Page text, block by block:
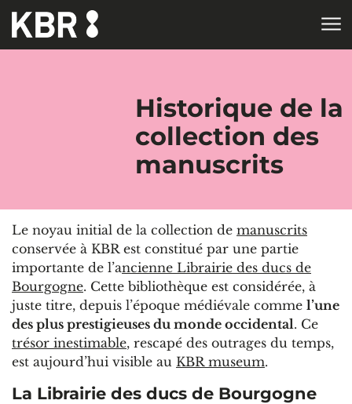
Aller au contenu
Historique de la
collection des
manuscrits
Le noyau initial de la collection de manuscrits
conservée à KBR est constitué par une partie
importante de l’ancienne Librairie des ducs de
Bourgogne. Cette bibliothèque est considérée, à
juste titre, depuis l’époque médiévale comme l’une
des plus prestigieuses du monde occidental. Ce
trésor inestimable, rescapé des outrages du temps,
est aujourd’hui visible au KBR museum.
La Librairie des ducs de Bourgogne